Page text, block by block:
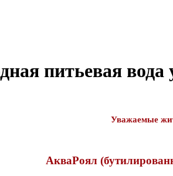
питьевая вода
Уважаемые
АкваРоял